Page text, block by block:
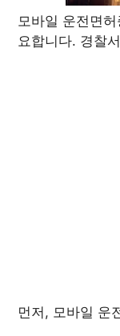
모바일 운전면
요합니다. 경찰
먼저, 모바일 운